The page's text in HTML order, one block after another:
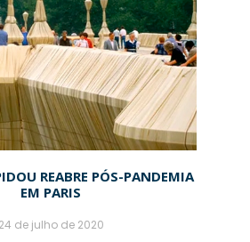
REABRE PÓS-PANDEMIA
EM PARIS
24 de julho de 2020